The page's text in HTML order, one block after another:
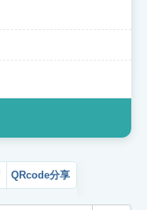
QRcode分享